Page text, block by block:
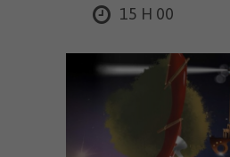
15 H 00